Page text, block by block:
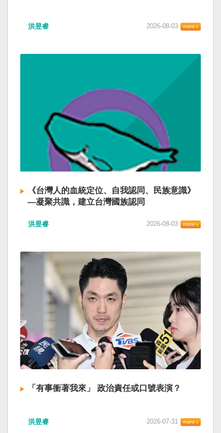
洪昱睿 2026-08-03
《台灣人的血統定位、自我認同、民族意識》
—凝聚共識，建立台灣國族認同
洪昱睿 2026-08-03
「有事衝著我來」 政治責任或口號表演？
洪昱睿 2026-07-31